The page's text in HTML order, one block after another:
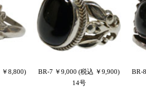
8,800) BR-7 ￥9,000 (税込 ￥9,900)
BR-
14号